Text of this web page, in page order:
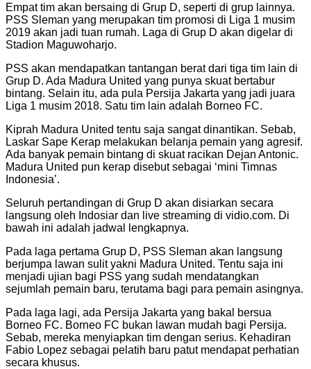
Empat tim akan bersaing di Grup D, seperti di grup lainnya.
PSS Sleman yang merupakan tim promosi di Liga 1 musim
2019 akan jadi tuan rumah. Laga di Grup D akan digelar di
Stadion Maguwoharjo.
PSS akan mendapatkan tantangan berat dari tiga tim lain di
Grup D. Ada Madura United yang punya skuat bertabur
bintang. Selain itu, ada pula Persija Jakarta yang jadi juara
Liga 1 musim 2018. Satu tim lain adalah Borneo FC.
Kiprah Madura United tentu saja sangat dinantikan. Sebab,
Laskar Sape Kerap melakukan belanja pemain yang agresif.
Ada banyak pemain bintang di skuat racikan Dejan Antonic.
Madura United pun kerap disebut sebagai ‘mini Timnas
Indonesia’.
Seluruh pertandingan di Grup D akan disiarkan secara
langsung oleh Indosiar dan live streaming di vidio.com. Di
bawah ini adalah jadwal lengkapnya.
Pada laga pertama Grup D, PSS Sleman akan langsung
berjumpa lawan sulit yakni Madura United. Tentu saja ini
menjadi ujian bagi PSS yang sudah mendatangkan
sejumlah pemain baru, terutama bagi para pemain asingnya.
Pada laga lagi, ada Persija Jakarta yang bakal bersua
Borneo FC. Borneo FC bukan lawan mudah bagi Persija.
Sebab, mereka menyiapkan tim dengan serius. Kehadiran
Fabio Lopez sebagai pelatih baru patut mendapat perhatian
secara khusus.